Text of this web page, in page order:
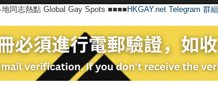
地同志熱點 Global Gay Spots ■■■■HKGAY.net Telegram 群組